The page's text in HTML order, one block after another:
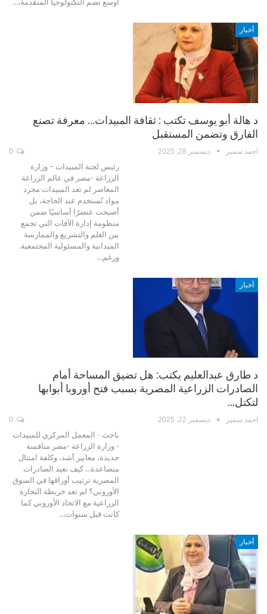
أوسع تضم التكنولوجيا المتقدمة،…
أخبار
د هالة أبو يوسف تكتب : ثقافة المبيدات… معرفة تصنع
الفارق وتضمن المستقبل
احمد سمير ديسمبر 28, 2025
رئيس لجنة المبيدات – وزارة
الزراعة -مصر في عالم الزراعة
المعاصر لم تعد المبيدات مجرد
مواد تُستخدم عند الحاجة، بل
أصبحت عنصرًا أساسيًا ضمن
منظومة إدارة الآفات التي تجمع
بين العلم والتشريع والممارسة
الميدانية والمسئولية المجتمعية.
ورغم…
أخبار
د طارق عبدالعليم يكتب: هل تضيق المساحة أمام
الصادرات الزراعية المصرية بسبب فتح أوروبا أبوابها
لتكتل…
احمد سمير ديسمبر 22, 2025
باحث - المعمل المركزي للمبيدات
- وزارة الزراعة -مصر منافسة
جديدة، معايير أشد، وكلفة امتثال
متصاعدة… كيف تعيد الصادرات
المصرية ترتيب أوراقها في السوق
الأوروبي؟ لم تعد خريطة التجارة
الزراعية مع الاتحاد الأوروبي كما
كانت قبل سنوات…
أخبار